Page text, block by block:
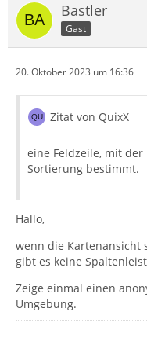
Bastler
Gast
20. Oktober 2023 um 16:36
Zitat von QuixX
eine Feldzeile, mit
Sortierung bestimmt.
Hallo,
wenn die Kartenansicht
gibt es keine
Zeige einmal einen
Umgebung.